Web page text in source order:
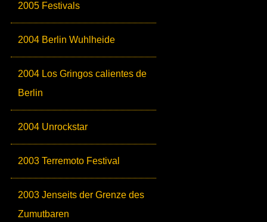
2005 Festivals
2004 Berlin Wuhlheide
2004 Los Gringos calientes de
Berlin
2004 Unrockstar
2003 Terremoto Festival
2003 Jenseits der Grenze des
Zumutbaren